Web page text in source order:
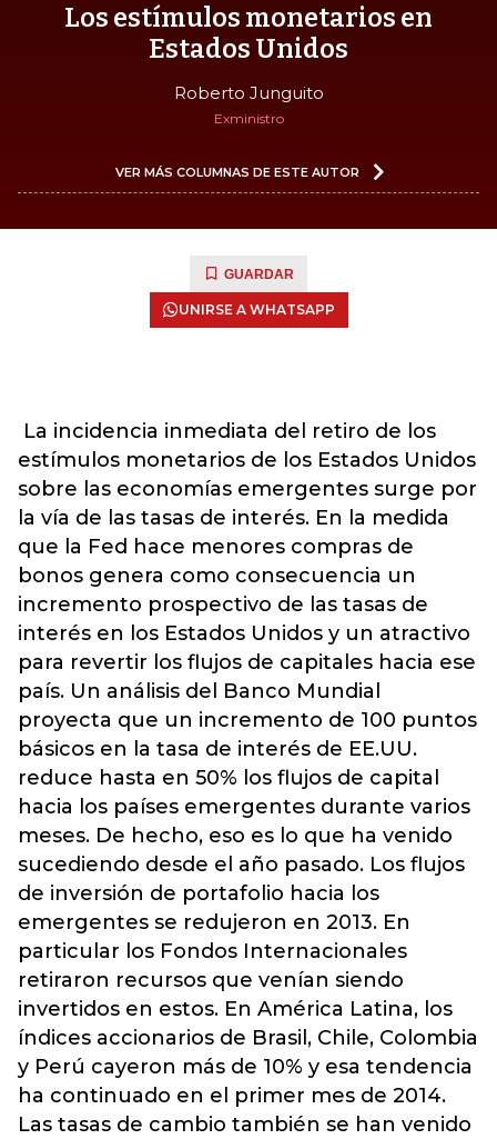
Los estímulos monetarios en
Estados Unidos
Roberto Junguito
Exministro
VER MÁS COLUMNAS DE ESTE AUTOR
GUARDAR
UNIRSE A WHATSAPP
La incidencia inmediata del retiro de los
estímulos monetarios de los Estados Unidos
sobre las economías emergentes surge por
la vía de las tasas de interés. En la medida
que la Fed hace menores compras de
bonos genera como consecuencia un
incremento prospectivo de las tasas de
interés en los Estados Unidos y un atractivo
para revertir los flujos de capitales hacia ese
país. Un análisis del Banco Mundial
proyecta que un incremento de 100 puntos
básicos en la tasa de interés de EE.UU.
reduce hasta en 50% los flujos de capital
hacia los países emergentes durante varios
meses. De hecho, eso es lo que ha venido
sucediendo desde el año pasado. Los flujos
de inversión de portafolio hacia los
emergentes se redujeron en 2013. En
particular los Fondos Internacionales
retiraron recursos que venían siendo
invertidos en estos. En América Latina, los
índices accionarios de Brasil, Chile, Colombia
y Perú cayeron más de 10% y esa tendencia
ha continuado en el primer mes de 2014.
Las tasas de cambio también se han venido